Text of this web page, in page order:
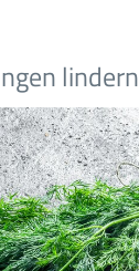
lindern